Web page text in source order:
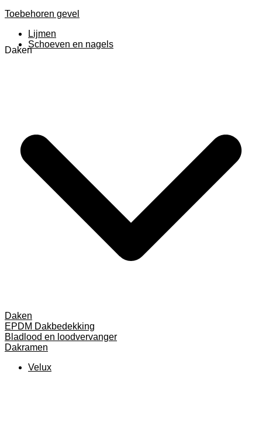
Toebehoren gevel
Lijmen
Schoeven en nagels
Daken
Daken
EPDM Dakbedekking
Bladlood en loodvervanger
Dakramen
Velux